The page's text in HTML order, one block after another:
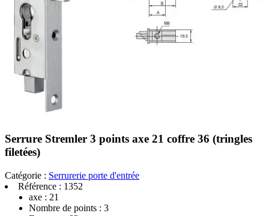
Serrure Stremler 3 points axe 21 coffre 36 (tringles
filetées)
Catégorie : Serrurerie porte d'entrée
Référence : 1352
axe : 21
Nombre de points : 3